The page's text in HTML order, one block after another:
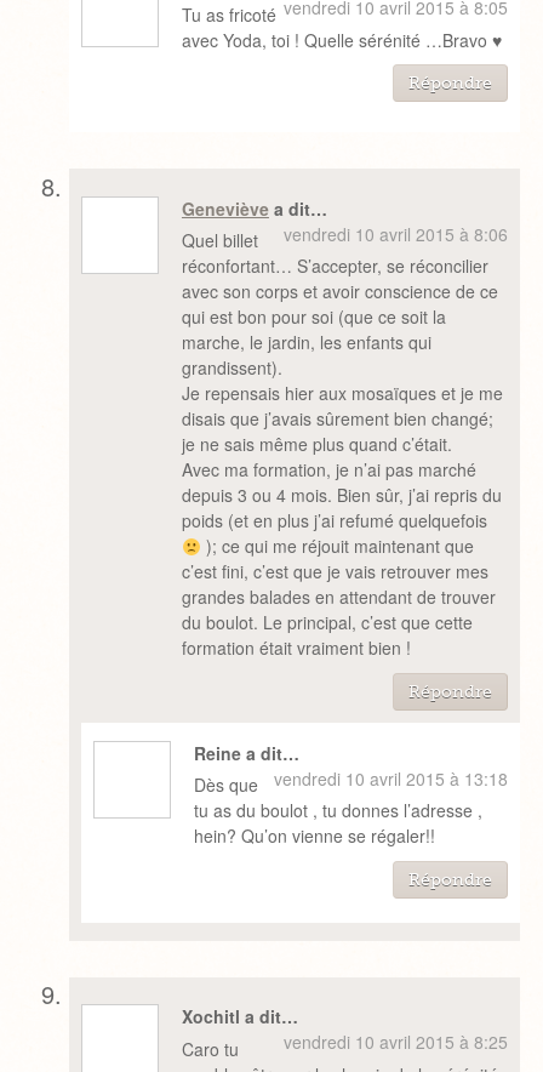
vendredi 10 avril 2015 à 8:05
Tu as fricoté
avec Yoda, toi ! Quelle sérénité …Bravo ♥
Répondre
Genevièvea dit…
vendredi 10 avril 2015 à 8:06
Quel billet
réconfortant… S’accepter, se réconcilier
avec son corps et avoir conscience de ce
qui est bon pour soi (que ce soit la
marche, le jardin, les enfants qui
grandissent).
Je repensais hier aux mosaïques et je me
disais que j’avais sûrement bien changé;
je ne sais même plus quand c’était.
Avec ma formation, je n’ai pas marché
depuis 3 ou 4 mois. Bien sûr, j’ai repris du
poids (et en plus j’ai refumé quelquefois
); ce qui me réjouit maintenant que
c’est fini, c’est que je vais retrouver mes
grandes balades en attendant de trouver
du boulot. Le principal, c’est que cette
formation était vraiment bien !
Répondre
Reine a dit…
vendredi 10 avril 2015 à 13:18
Dès que
tu as du boulot , tu donnes l’adresse ,
hein? Qu’on vienne se régaler!!
Répondre
Xochitl a dit…
vendredi 10 avril 2015 à 8:25
Caro tu